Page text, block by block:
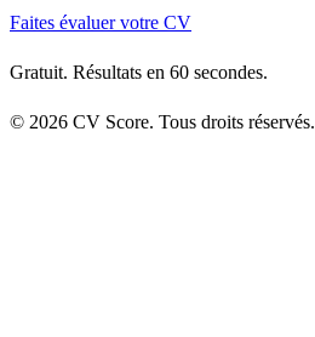
Faites évaluer votre CV
Gratuit. Résultats en 60 secondes.
© 2026 CV Score. Tous droits réservés.